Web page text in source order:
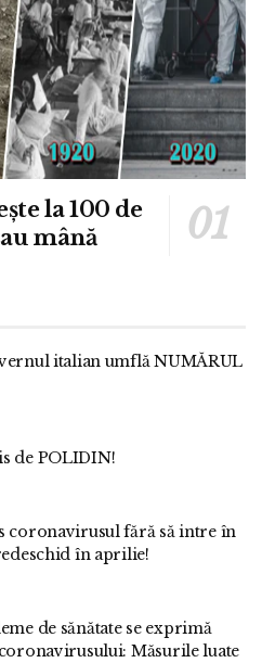
la 100 de
mână
italian umflă NUMĂRUL
de POLIDIN!
coronavirusul fără să intre în
în aprilie!
de sănătate se exprimă
Măsurile luate